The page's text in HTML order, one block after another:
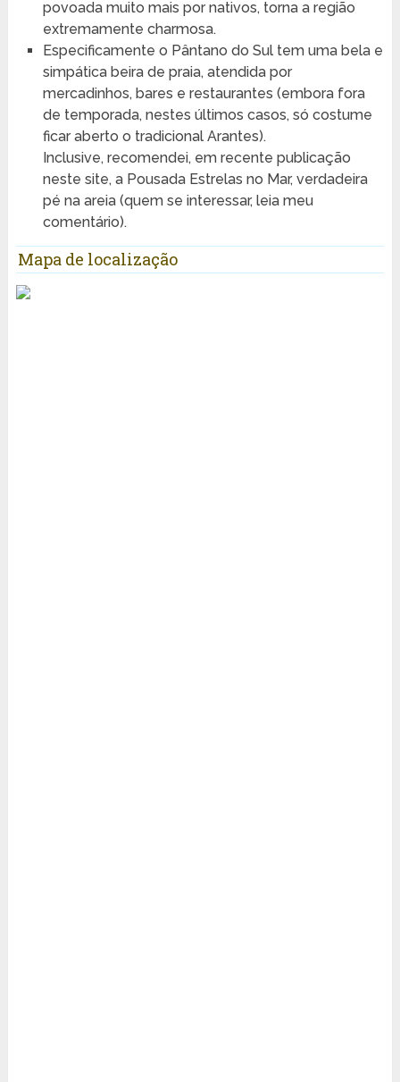
povoada muito mais por nativos, torna a região
extremamente charmosa.
Especificamente o Pântano do Sul tem uma bela e
simpática beira de praia, atendida por
mercadinhos, bares e restaurantes (embora fora
de temporada, nestes últimos casos, só costume
ficar aberto o tradicional Arantes).
Inclusive, recomendei, em recente publicação
neste site, a Pousada Estrelas no Mar, verdadeira
pé na areia (quem se interessar, leia meu
comentário).
Mapa de localização